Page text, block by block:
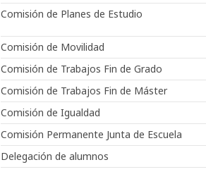
Comisión de Planes de Estudio
Comisión de Movilidad
Comisión de Trabajos Fin de Grado
Comisión de Trabajos Fin de Máster
Comisión de Igualdad
Comisión Permanente Junta de Escuela
Delegación de alumnos